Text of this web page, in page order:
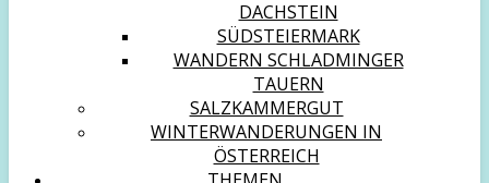
DACHSTEIN
SÜDSTEIERMARK
WANDERN SCHLADMINGER
TAUERN
SALZKAMMERGUT
WINTERWANDERUNGEN IN
ÖSTERREICH